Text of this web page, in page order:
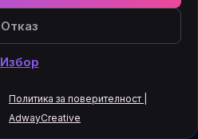
Отказ
Избор
Политика за поверителност |
AdwayCreative